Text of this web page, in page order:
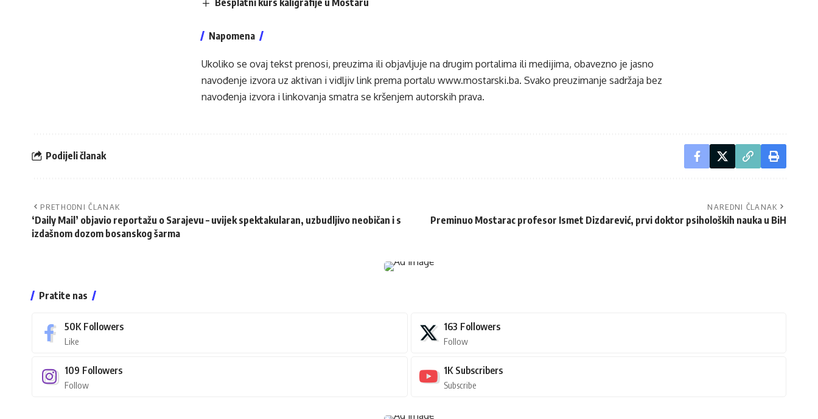
Napomena
Ukoliko se ovaj tekst prenosi, preuzima ili objavljuje na drugim portalima ili medijima, obavezno je jasno
navođenje izvora uz aktivan i vidljiv link prema portalu www.mostarski.ba. Svako preuzimanje sadržaja bez
navođenja izvora i linkovanja smatra se kršenjem autorskih prava.
Podijeli članak
PRETHODNI ČLANAK
‘Daily Mail’ objavio reportažu o Sarajevu – uvijek spektakularan, uzbudljivo neobičan i s
izdašnom dozom bosanskog šarma
NAREDNI ČLANAK
Preminuo Mostarac profesor Ismet Dizdarević, prvi doktor psiholoških nauka u BiH
Pratite nas
50K Followers
Like
163 Followers
Follow
109 Followers
Follow
1K Subscribers
Subscribe